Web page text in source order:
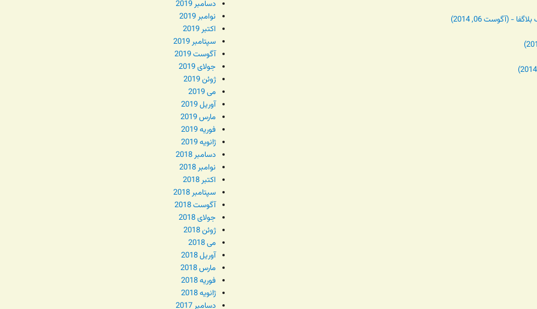
دسامبر 2019
نوامبر 2019
اکتبر 2019
سپتامبر 2019
آگوست 2019
جولای 2019
ژوئن 2019
می 2019
آوریل 2019
مارس 2019
فوریه 2019
ژانویه 2019
دسامبر 2018
نوامبر 2018
اکتبر 2018
سپتامبر 2018
آگوست 2018
جولای 2018
ژوئن 2018
می 2018
آوریل 2018
مارس 2018
فوریه 2018
ژانویه 2018
دسامبر 2017